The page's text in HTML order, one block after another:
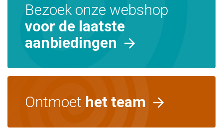
Bezoek onze webshop
voor de laatste
aanbiedingen
Ontmoet het team